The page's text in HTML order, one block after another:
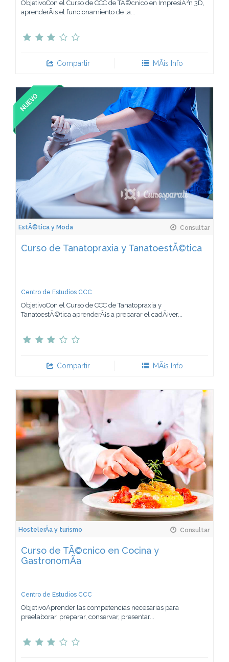
ObjetivoCon el Curso de CCC de TÃ©cnico en ImpresiÃ³n 3D,
aprenderÃ¡s el funcionamiento de la...
Compartir MÃ¡s Info
EstÃ©tica y Moda Consultar
Curso de Tanatopraxia y TanatoestÃ©tica
Centro de Estudios CCC
ObjetivoCon el Curso de CCC de Tanatopraxia y
TanatoestÃ©tica aprenderÃ¡s a preparar el cadÃ¡ver...
Compartir MÃ¡s Info
HostelerÃ­a y turismo Consultar
Curso de TÃ©cnico en Cocina y
GastronomÃ­a
Centro de Estudios CCC
ObjetivoAprender las competencias necesarias para
preelaborar, preparar, conservar, presentar...